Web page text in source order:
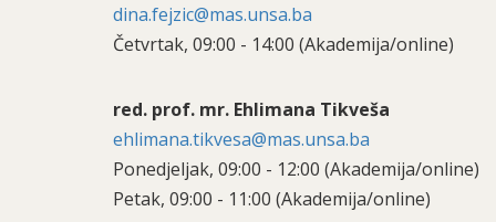
dina.fejzic@mas.unsa.ba
Četvrtak, 09:00 - 14:00 (Akademija/online)
red. prof. mr. Ehlimana Tikveša
ehlimana.tikvesa@mas.unsa.ba
Ponedjeljak, 09:00 - 12:00 (Akademija/online)
Petak, 09:00 - 11:00 (Akademija/online)